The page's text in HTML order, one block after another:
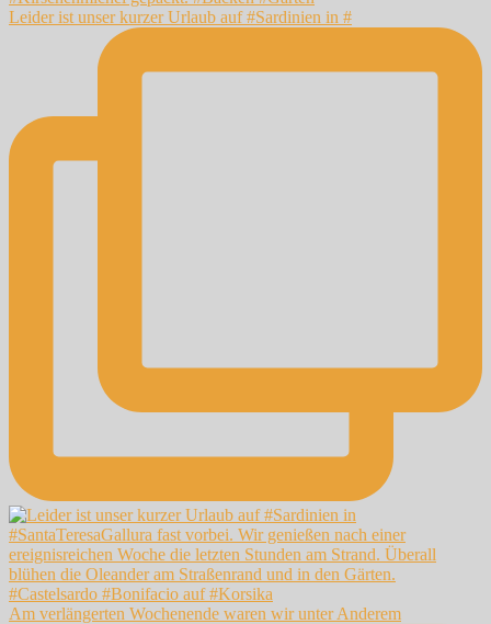
Leider ist unser kurzer Urlaub auf #Sardinien in #
Am verlängerten Wochenende waren wir unter Anderem